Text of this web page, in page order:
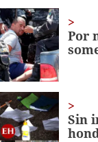
Volume
Por
Sin